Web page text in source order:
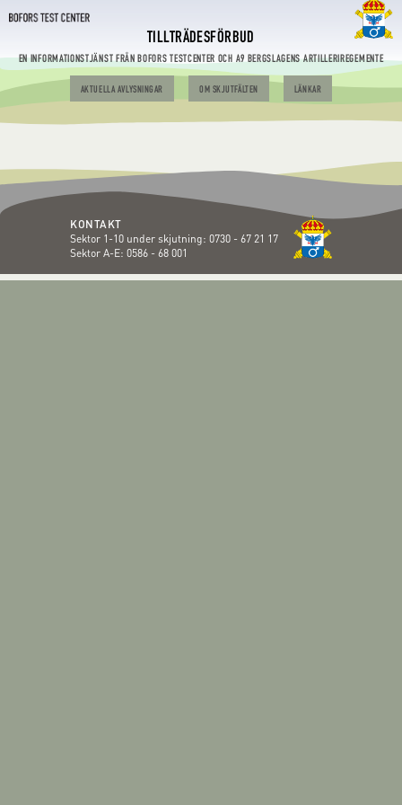
TILLTRÄDESFÖRBUD
EN INFORMATIONSTJÄNST FRÅN BOFORS TESTCENTER OCH A9 BERGSLAGENS ARTILLERIREGEMENTE
AKTUELLA AVLYSNINGAR OM SKJUTFÄLTEN LÄNKAR
KONTAKT
Sektor 1-10 under skjutning: 0730 - 67 21 17
Sektor A-E: 0586 - 68 001